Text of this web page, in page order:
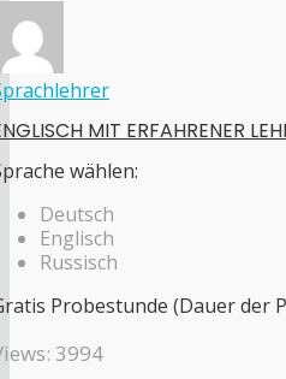
MIT ERFAHRENER
wählen:
Deutsch
Englisch
Russisch
Probestunde (Dauer der
3994